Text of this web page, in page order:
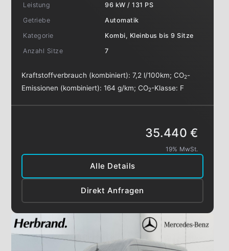
Leistung
96 kW / 131 PS
Getriebe
Automatik
Kategorie
Kombi, Kleinbus bis 9 Sitze
Anzahl Sitze
7
Kraftstoffverbrauch (kombiniert):7,2 l/100km;CO2-
Emissionen (kombiniert):164 g/km;CO2-Klasse: F
Alle Details
Direkt Anfragen
35.440 €
19% MwSt.